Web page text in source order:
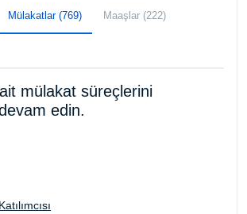
Mülakatlar (769) Maaşlar (222)
mülakat süreçlerini
edin.